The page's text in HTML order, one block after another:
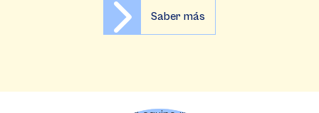
Saber más